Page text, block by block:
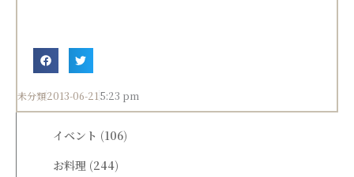
未分類2013-06-21 5:23 pm
イベント (106)
お料理 (244)